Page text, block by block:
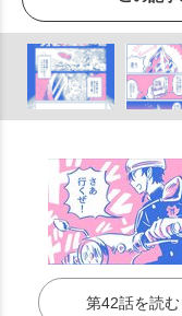
第42話を読む